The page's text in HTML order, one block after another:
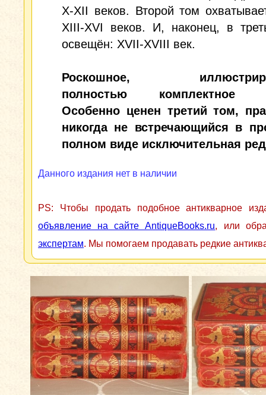
Х-ХII веков. Второй том
XIII-XVI веков. И, наконец, в
освещён: XVII-XVIII век.
Роскошное,
полностью комплектное
Особенно ценен третий том,
никогда не встречающийся в
полном виде исключительная
Данного издания нет в наличии
PS: Чтобы продать подобное антикварное
объявление на сайте AntiqueBooks.ru, или
экспертам. Мы помогаем продавать редкие